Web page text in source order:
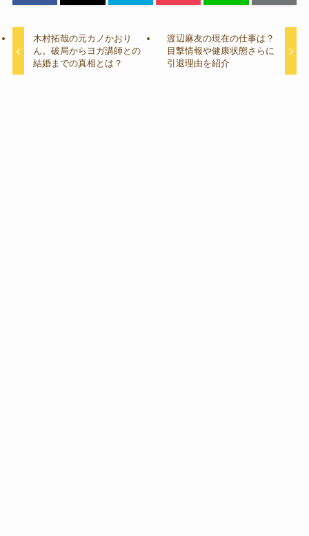
木村拓哉の元カノかおり
ん。破局からヨガ講師との
結婚までの真相とは？
渡辺麻友の現在の仕事は？
目撃情報や健康状態さらに
引退理由を紹介